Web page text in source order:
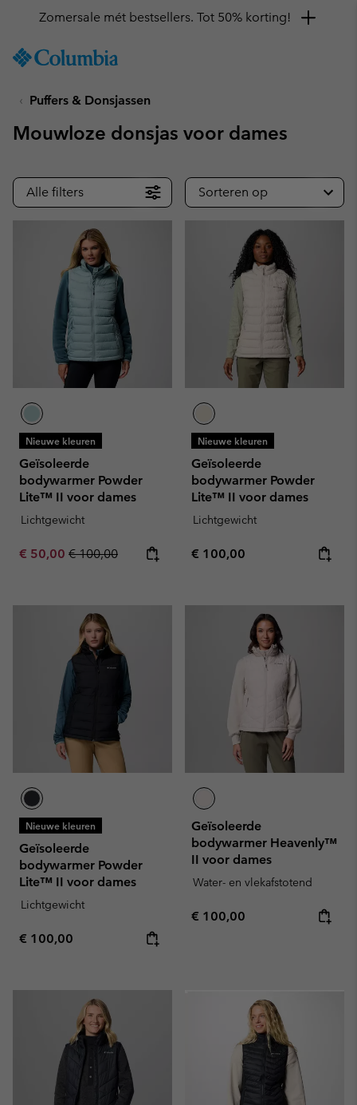
TO
SKIP
MAIN
SKIP
TO
SEARCH
Zomersale mét bestsellers. Tot 50% korting!
Puffers & Donsjassen
Mouwloze donsjas voor dames
Alle filters Sorteren op
Nieuwe kleuren
Geïsoleerde
bodywarmer Powder
Lite™ II voor dames
Lichtgewicht
Sale price:
€ 50,00 Regular price:
€ 100,00
Nieuwe kleuren
Geïsoleerde
bodywarmer Powder
Lite™ II voor dames
Lichtgewicht
Regular price:
€ 100,00
Nieuwe kleuren
Geïsoleerde
bodywarmer Powder
Lite™ II voor dames
Lichtgewicht
Regular price:
€ 100,00
Geïsoleerde
bodywarmer Heavenly™
II voor dames
Water- en vlekafstotend
Regular price:
€ 100,00